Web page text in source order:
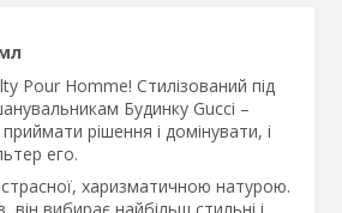
Pour Homme! Стилізований під
Будинку Gucci –
рішення і домінувати, і
его.
харизматичною натурою.